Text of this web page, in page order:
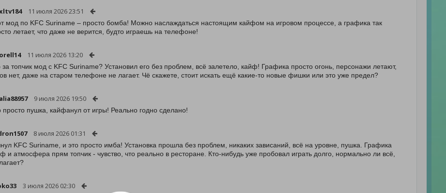
11 июля 2026 23:51
мод по KFC Suriname – просто бомба! Можно наслаждаться настоящим кайфом на игровом процессе, а графика так
летает, что даже не верится, будто играешь на телефоне!
11 июля 2026 13:20
за топчик мод с KFC Suriname? Установил его без проблем, всё залетело, кайф! Графика просто огонь, персонажи летают,
нет, даже на старом телефоне не лагает. Чё скажете, стоит искать ещё какие-то новые фишки или это уже предел?
9 июля 2026 19:50
просто пушка, кайфанул от игры! Реально годно сделано!
8 июля 2026 01:31
KFC Suriname, и это просто имба! Установка прошла без проблем, никаких зависаний, всё на уровне, пушка. Графика
и атмосфера прям топчик - чувство, что реально в ресторане. Кто-нибудь уже пробовал играть долго, нормально ли всё,
3 июля 2026 02:30